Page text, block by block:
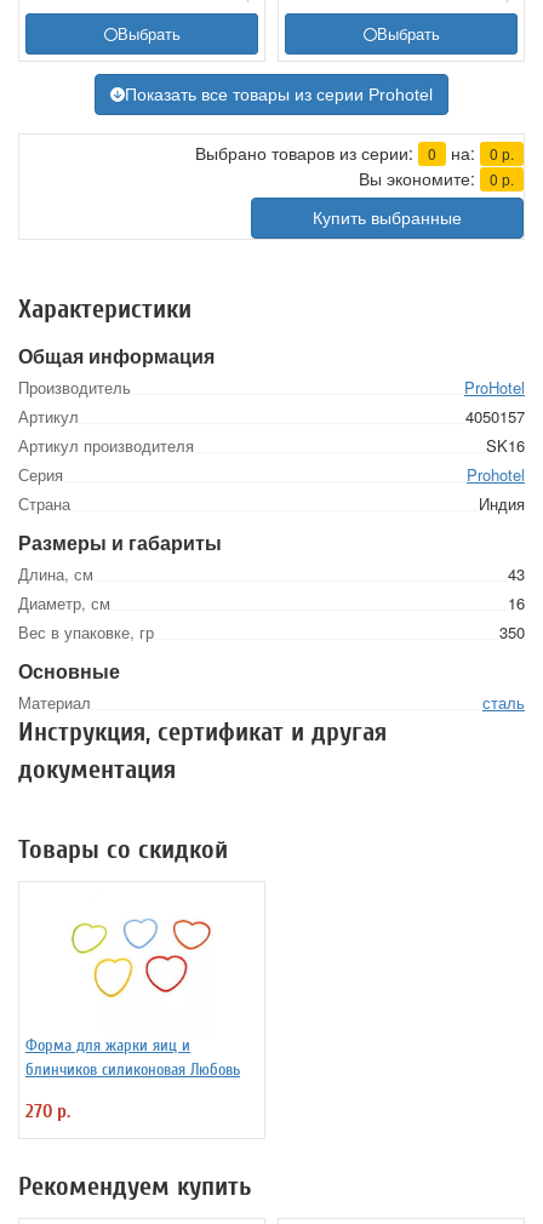
Выбрать Выбрать
Показать все товары из серии Prohotel
Выбрано товаров из серии: 0 на: 0 р.
Вы экономите: 0 р.
Купить выбранные
Характеристики
Общая информация
Производитель
ProHotel
Артикул
4050157
Артикул производителя
SK16
Серия
Prohotel
Страна
Индия
Размеры и габариты
Длина, см
43
Диаметр, см
16
Вес в упаковке, гр
350
Основные
Материал сталь
Инструкция, сертификат и другая
документация
Товары со скидкой
Форма для жарки яиц и
блинчиков силиконовая Любовь
270 р.
Рекомендуем купить